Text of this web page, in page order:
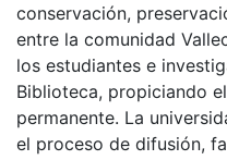
conservación,
entre la comunidad
los estudiantes e
Biblioteca, propiciando
permanente. La
el proceso de difusión,